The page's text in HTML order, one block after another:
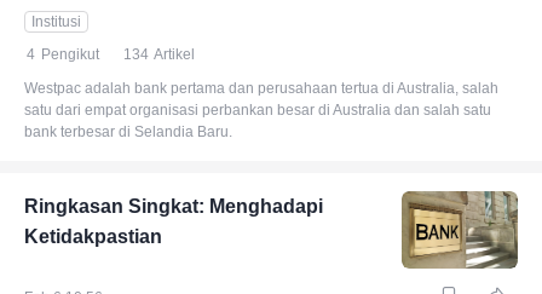
Institusi
4 Pengikut 134 Artikel
Westpac adalah bank pertama dan perusahaan tertua di Australia, salah
satu dari empat organisasi perbankan besar di Australia dan salah satu
bank terbesar di Selandia Baru.
Ringkasan Singkat: Menghadapi
Ketidakpastian